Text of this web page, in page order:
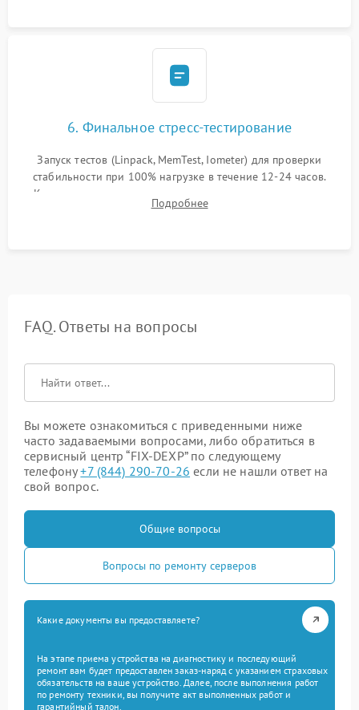
6. Финальное стресс-тестирование
Запуск тестов (Linpack, MemTest, Iometer) для проверки
стабильности при 100% нагрузке в течение 12-24 часов.
Контроль температурных режимов, проверка отсутствия
троттлинга и подготовка сервера к выдаче.
Подробнее
FAQ. Ответы на вопросы
Вы можете ознакомиться с приведенными ниже
часто задаваемыми вопросами, либо обратиться в
сервисный центр “FIX-DEXP” по следующему
телефону+7 (844) 290-70-26 если не нашли ответ на
свой вопрос.
Общие вопросы
Вопросы по ремонту серверов
Какие документы вы предоставляете?
На этапе приема устройства на диагностику и последующий
ремонт вам будет предоставлен заказ-наряд с указанием страховых
обязательств на ваше устройство. Далее, после выполнения работ
по ремонту техники, вы получите акт выполненных работ и
гарантийный талон.